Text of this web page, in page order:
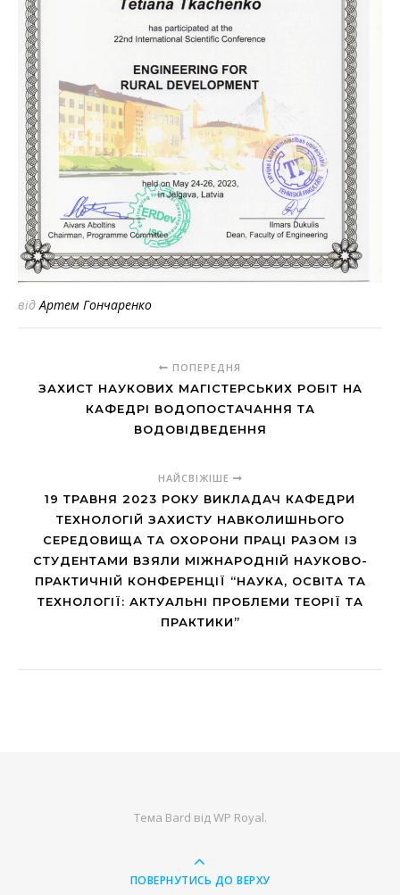
від Артем Гончаренко
ПОПЕРЕДНЯ
ЗАХИСТ НАУКОВИХ МАГІСТЕРСЬКИХ РОБІТ НА
КАФЕДРІ ВОДОПОСТАЧАННЯ ТА
ВОДОВІДВЕДЕННЯ
НАЙСВІЖІШЕ
19 ТРАВНЯ 2023 РОКУ ВИКЛАДАЧ КАФЕДРИ
ТЕХНОЛОГІЙ ЗАХИСТУ НАВКОЛИШНЬОГО
СЕРЕДОВИЩА ТА ОХОРОНИ ПРАЦІ РАЗОМ ІЗ
СТУДЕНТАМИ ВЗЯЛИ МІЖНАРОДНІЙ НАУКОВО-
ПРАКТИЧНІЙ КОНФЕРЕНЦІЇ “НАУКА, ОСВІТА ТА
ТЕХНОЛОГІЇ: АКТУАЛЬНІ ПРОБЛЕМИ ТЕОРІЇ ТА
ПРАКТИКИ”
Тема Bard відWP Royal.
ПОВЕРНУТИСЬ ДО ВЕРХУ